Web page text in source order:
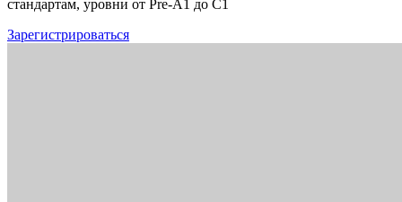
стандартам, уровни от Pre-A1 до C1
Зарегистрироваться